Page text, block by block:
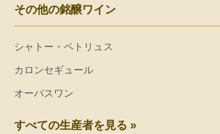
その他の銘醸ワイン
シャトー・ペトリュス
カロンセギュール
オーパスワン
すべての生産者を見る »